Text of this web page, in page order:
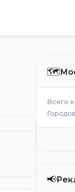
🗺️
Всего
📢